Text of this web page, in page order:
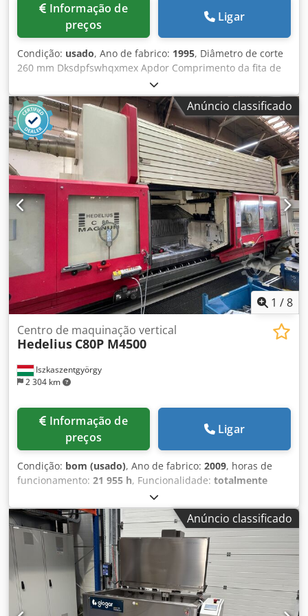
preços
Ligar
Condição: usado, Ano de fabrico: 1995, Diâmetro de corte
260 mm Dksdpfswhqxmex Apdor Comprimento da fita de
serra 3830 x 27 x 0,9 mm Área de corte plana 310 x 260
mm Área de corte quadrada 260 x 260 mm Velocidade de
corte contínua 19-110 m/min Comprimento de alimentação
750 mm Comprimento de alimentação múltipla 6750 mm
Altura do suporte do material 700 mm Peso da máquina
aprox. 1,4 t Dimensões aprox. 2100x2300x1720/1300 mm
incluindo várias lâminas de serra incluindo transportador
de cavacos
Anúncio classificado
1 /8
Iszkaszentgyörgy
2 304 km
Centro de maquinação vertical
Hedelius C80P M4500
preços
Ligar
Condição: bom (usado), Ano de fabrico: 2009, horas de
funcionamento: 21 955 h, Funcionalidade: totalmente
, Comando HEIDENHAIN iTNC530 Dimensões da
mesa: 5300 x 750 mm Capacidade máxima da mesa: 4500
kg Curso X: 4500 mm (operação pendular) Curso Y: 800 mm
Curso Z: 620 mm Nariz do spindle à superfície da mesa:
325 - 925 mm Velocidade do spindle: 12.000 rpm (Kessler
Celox spindle motorizado) Torque: 183 Nm Interface:
HSK63 Dedsyugupspfx Apdskr Magazine: 56 posições
Parede divisória – operação pendular possível Avanços
rápidos X/Y/Z = 30/40/40 m/min Consumo de energia: 25
Anúncio classificado